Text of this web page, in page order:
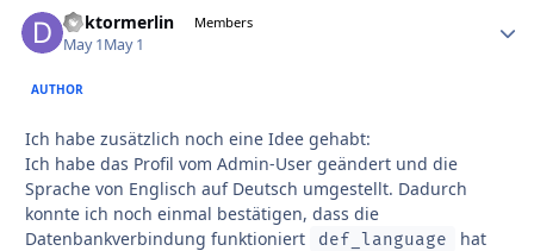
doktormerlin Members
May 1May 1
AUTHOR
Ich habe zusätzlich noch eine Idee gehabt:
Ich habe das Profil vom Admin-User geändert und die
Sprache von Englisch auf Deutsch umgestellt. Dadurch
konnte ich noch einmal bestätigen, dass die
Datenbankverbindung funktioniert
def_language
hat